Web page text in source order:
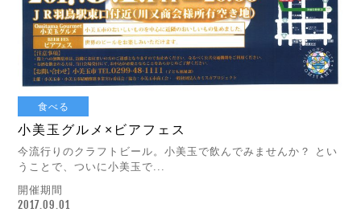
食べる
小美玉グルメ×ビアフェス
今流行りのクラフトビール。小美玉で飲んでみませんか？ とい
うことで、ついに小美玉で...
開催期間
2017.09.01